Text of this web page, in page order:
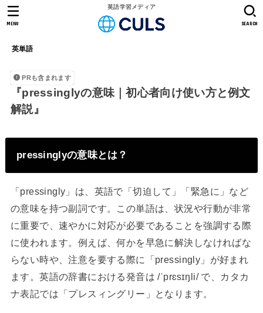
英語学習メディア
英単語
SEARCH
MENU
PRも含まれます
『pressinglyの意味｜初心者向け使い方と例文
解説』
pressinglyの意味とは？
「pressingly」は、英語で「切迫して」「緊急に」など
の意味を持つ副詞です。この単語は、状況や行動が非常
に重要で、速やかに対応が必要であることを強調する際
に使われます。例えば、何かを早急に解決しなければな
らない時や、注意を要する際に「pressingly」が好まれ
ます。英語の辞書における発音は /ˈprɛsɪŋli/ で、カタカ
ナ表記では「プレスィングリー」となります。